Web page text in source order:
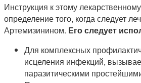
Инструкция к этому
определение того, когда следует
Артемизинином. Его следует
Для комплексных
исцеления инфекций,
паразитическими